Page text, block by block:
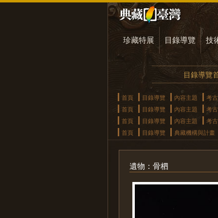
珍藏特展 目錄導覽 技
目錄導覽
首頁 目錄導覽 內容主題
考古
首頁
目錄導覽 內容主題
考古
首頁
目錄導覽 內容主題
考古
首頁
目錄導覽 典藏機構與計畫
遺物：骨柶